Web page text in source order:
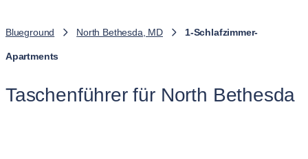
Blueground North Bethesda, MD 1-Schlafzimmer-
Apartments
Taschenführer für North Bethesda